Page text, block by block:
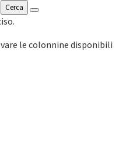
Cerca
le colonnine disponibili